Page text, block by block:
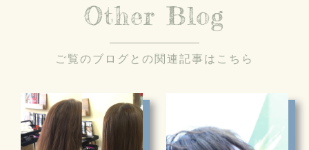
Other Blog
ご覧のブログとの関連記事はこちら